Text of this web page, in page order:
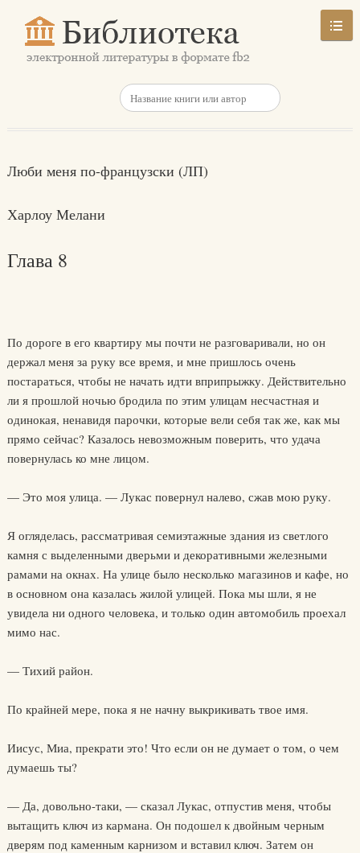
Люби меня по-французски (ЛП)
Харлоу Мелани
Глава 8
По дороге в его квартиру мы почти не разговаривали, но он
держал меня за руку все время, и мне пришлось очень
постараться, чтобы не начать идти вприпрыжку. Действительно
ли я прошлой ночью бродила по этим улицам несчастная и
одинокая, ненавидя парочки, которые вели себя так же, как мы
прямо сейчас? Казалось невозможным поверить, что удача
повернулась ко мне лицом.
— Это моя улица. — Лукас повернул налево, сжав мою руку.
Я огляделась, рассматривая семиэтажные здания из светлого
камня с выделенными дверьми и декоративными железными
рамами на окнах. На улице было несколько магазинов и кафе, но
в основном она казалась жилой улицей. Пока мы шли, я не
увидела ни одного человека, и только один автомобиль проехал
мимо нас.
— Тихий район.
По крайней мере, пока я не начну выкрикивать твое имя.
Иисус, Миа, прекрати это! Что если он не думает о том, о чем
думаешь ты?
— Да, довольно-таки, — сказал Лукас, отпустив меня, чтобы
вытащить ключ из кармана. Он подошел к двойным черным
дверям под каменным карнизом и вставил ключ. Затем он